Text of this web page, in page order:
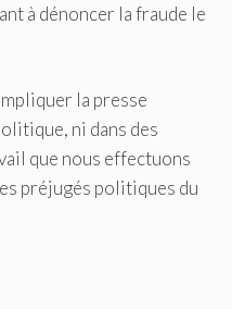
à dénoncer la fraude le
la presse
ni dans des
que nous effectuons
préjugés politiques du